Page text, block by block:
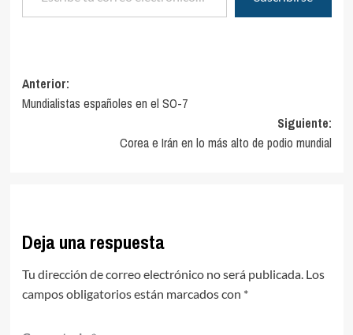
Navegación
de
Anterior:
Mundialistas españoles en el SO-7
Siguiente:
Corea e Irán en lo más alto de podio mundial
Deja una respuesta
Tu dirección de correo electrónico no será publicada. Los
campos obligatorios están marcados con *